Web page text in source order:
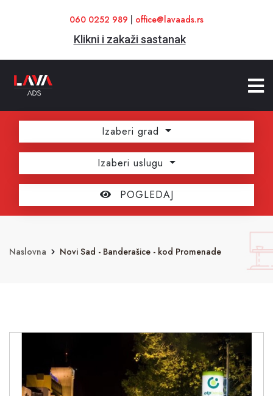
060 0252 989 office@lavaads.rs
Klikni i zakaži sastanak
Izaberi grad
Izaberi uslugu
POGLEDAJ
Naslovna Novi Sad - Banderašice - kod Promenade